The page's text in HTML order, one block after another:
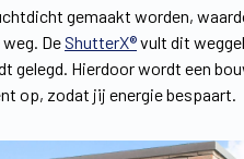
gemaakt worden,
DeShutterX®vult dit
Hierdoor wordt een
op, zodat jij energie bespaart.